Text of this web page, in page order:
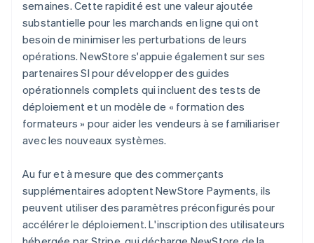
semaines. Cette rapidité est une valeur ajoutée
substantielle pour les marchands en ligne qui ont
besoin de minimiser les perturbations de leurs
opérations. NewStore s'appuie également sur ses
partenaires SI pour développer des guides
opérationnels complets qui incluent des tests de
déploiement et un modèle de « formation des
formateurs » pour aider les vendeurs à se familiariser
avec les nouveaux systèmes.
Au fur et à mesure que des commerçants
supplémentaires adoptent NewStore Payments, ils
peuvent utiliser des paramètres préconfigurés pour
accélérer le déploiement. L'inscription des utilisateurs